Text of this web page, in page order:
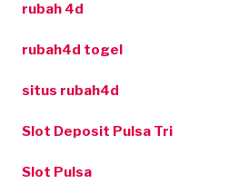
rubah 4d
rubah4d togel
situs rubah4d
Slot Deposit Pulsa Tri
Slot Pulsa